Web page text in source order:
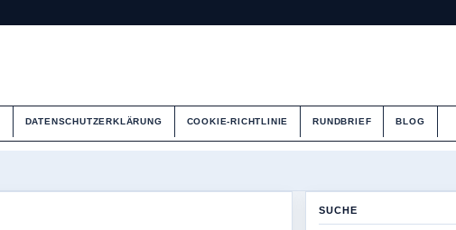
DATENSCHUTZERKLÄRUNG COOKIE-RICHTLINIE RUNDBRIEF BLOG
SUCHE